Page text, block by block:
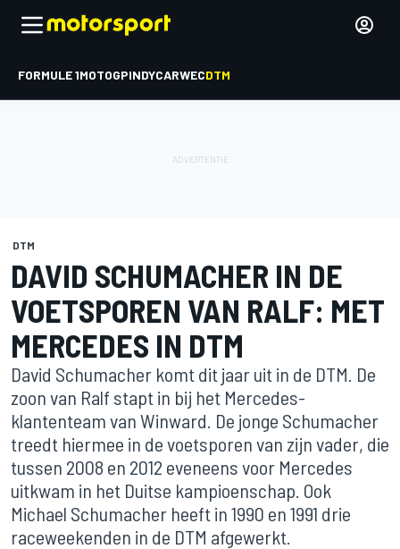
FORMULE 1MOTOGPINDYCARWECDTM
DTM
DAVID SCHUMACHER IN DE
VOETSPOREN VAN RALF: MET
MERCEDES IN DTM
David Schumacher komt dit jaar uit in de DTM. De
zoon van Ralf stapt in bij het Mercedes-
klantenteam van Winward. De jonge Schumacher
treedt hiermee in de voetsporen van zijn vader, die
tussen 2008 en 2012 eveneens voor Mercedes
uitkwam in het Duitse kampioenschap. Ook
Michael Schumacher heeft in 1990 en 1991 drie
raceweekenden in de DTM afgewerkt.